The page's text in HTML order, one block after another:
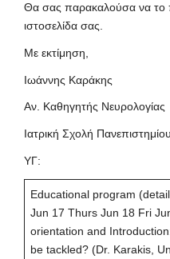
Θα σας παρακαλούσα να το
ιστοσελίδα σας.
Με εκτίμηση,
Ιωάννης Καράκης
Αν. Καθηγητής Νευρολογίας
Ιατρική Σχολή
ΥΓ:
Educational program
Jun 17 Thurs Jun 18 Fri
orientation and
be tackled? (Dr. Karakis,